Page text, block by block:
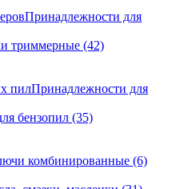
Принадлежности для
триммерные (42)
Принадлежности для
бензопил (35)
комбинированные (6)